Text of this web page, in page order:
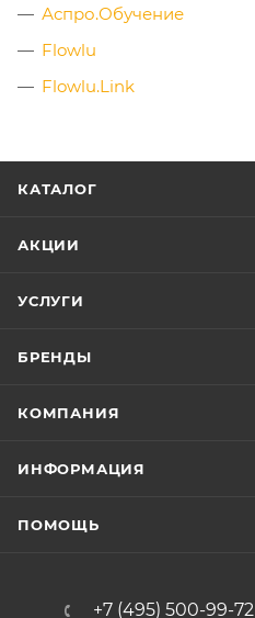
Аспро.Обучение
Flowlu
Flowlu.Link
КАТАЛОГ
АКЦИИ
УСЛУГИ
БРЕНДЫ
КОМПАНИЯ
ИНФОРМАЦИЯ
ПОМОЩЬ
+7 (495) 500-99-72